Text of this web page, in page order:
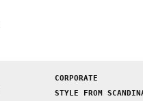
CORPORATE
STYLE FROM